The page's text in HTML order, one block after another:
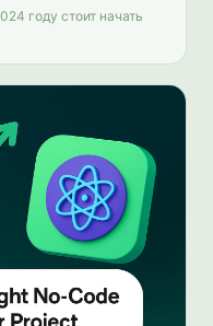
году стоит начать